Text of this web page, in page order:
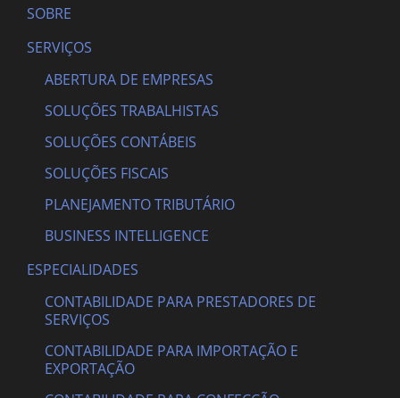
SOBRE
SERVIÇOS
ABERTURA DE EMPRESAS
SOLUÇÕES TRABALHISTAS
SOLUÇÕES CONTÁBEIS
SOLUÇÕES FISCAIS
PLANEJAMENTO TRIBUTÁRIO
BUSINESS INTELLIGENCE
ESPECIALIDADES
CONTABILIDADE PARA PRESTADORES DE
SERVIÇOS
CONTABILIDADE PARA IMPORTAÇÃO E
EXPORTAÇÃO